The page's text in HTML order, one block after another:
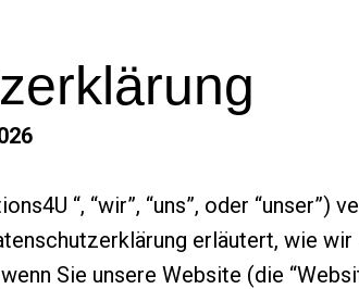
“, “wir”, “uns”, oder
erläutert, wie
Sie unsere Website (die